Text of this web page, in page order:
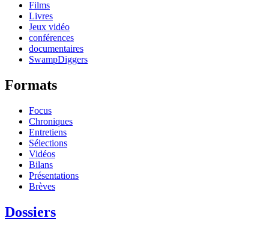
Films
Livres
Jeux vidéo
conférences
documentaires
SwampDiggers
Formats
Focus
Chroniques
Entretiens
Sélections
Vidéos
Bilans
Présentations
Brèves
Dossiers